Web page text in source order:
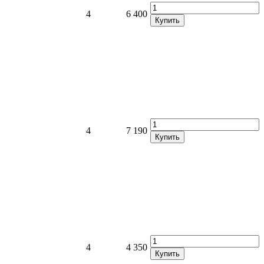
4 6 400
Купить
4 7 190
Купить
4 4 350
Купить